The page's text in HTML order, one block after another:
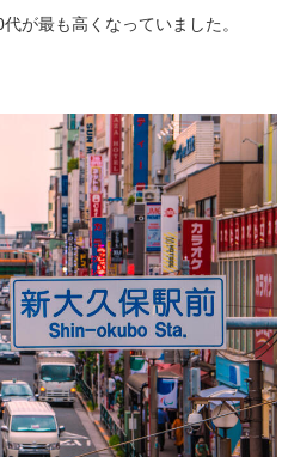
代が最も高くなっていました。